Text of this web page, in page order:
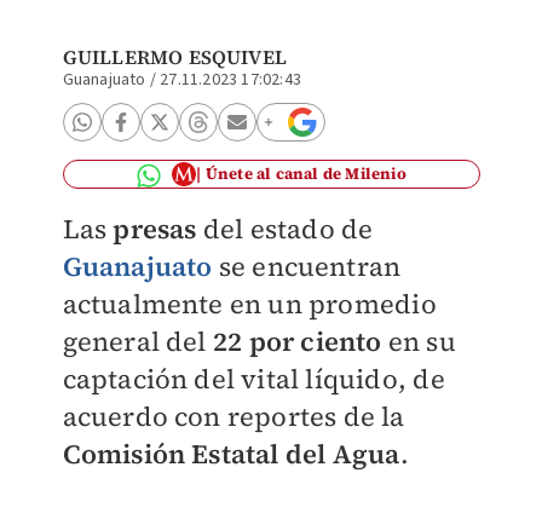
GUILLERMO ESQUIVEL
Guanajuato / 27.11.2023 17:02:43
Únete al canal de Milenio
Laspresas del estado de
Guanajuato se encuentran
actualmente en un promedio
general del 22 por ciento en su
captación del vital líquido, de
acuerdo con reportes de la
Comisión Estatal del Agua.